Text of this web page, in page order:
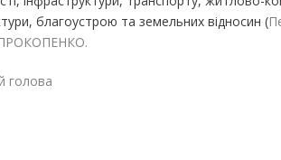
благоустрою та земельних відносин (
голова